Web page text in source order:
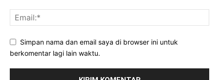
Simpan nama dan email saya di browser ini untuk
berkomentar lagi lain waktu.